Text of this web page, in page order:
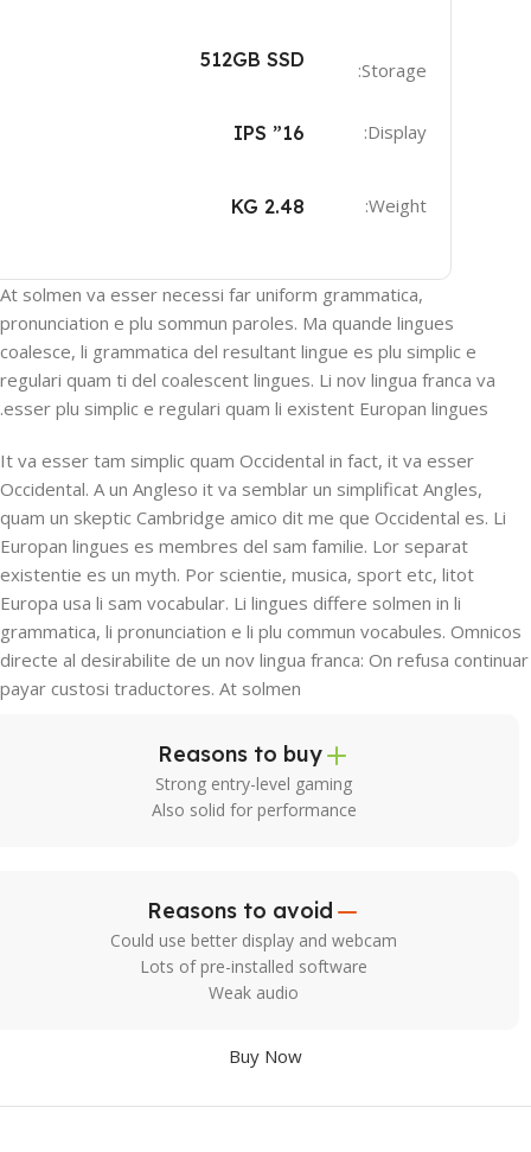
Storage:
512GB SSD
Display:
16” IPS
Weight:
2.48 KG
At solmen va esser necessi far uniform grammatica,
pronunciation e plu sommun paroles. Ma quande lingues
coalesce, li grammatica del resultant lingue es plu simplic e
regulari quam ti del coalescent lingues. Li nov lingua franca va
esser plu simplic e regulari quam li existent Europan lingues.
It va esser tam simplic quam Occidental in fact, it va esser
Occidental. A un Angleso it va semblar un simplificat Angles,
quam un skeptic Cambridge amico dit me que Occidental es. Li
Europan lingues es membres del sam familie. Lor separat
existentie es un myth. Por scientie, musica, sport etc, litot
Europa usa li sam vocabular. Li lingues differe solmen in li
grammatica, li pronunciation e li plu commun vocabules. Omnicos
directe al desirabilite de un nov lingua franca: On refusa continuar
payar custosi traductores. At solmen
Reasons to buy
Strong entry-level gaming
Also solid for performance
Reasons to avoid
Could use better display and webcam
Lots of pre-installed software
Weak audio
Buy Now